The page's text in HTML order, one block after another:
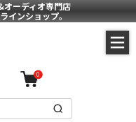
ーディオ専門店
インショップ。
0